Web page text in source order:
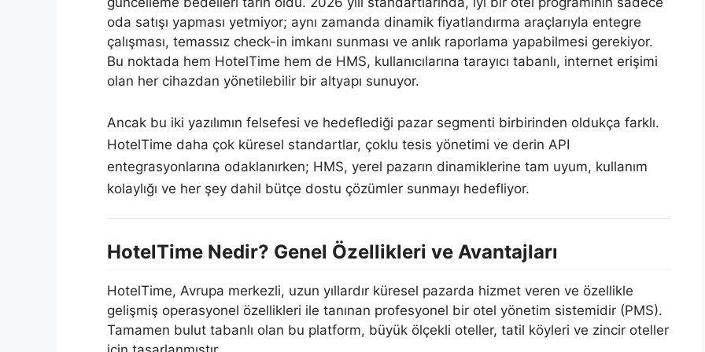
oda satışı yapması yetmiyor; aynı zamanda dinamik fiyatlandırma araçlarıyla entegre
çalışması, temassız check-in imkanı sunması ve anlık raporlama yapabilmesi gerekiyor.
Bu noktada hem HotelTime hem de HMS, kullanıcılarına tarayıcı tabanlı, internet erişimi
olan her cihazdan yönetilebilir bir altyapı sunuyor.
Ancak bu iki yazılımın felsefesi ve hedeflediği pazar segmenti birbirinden oldukça farklı.
HotelTime daha çok küresel standartlar, çoklu tesis yönetimi ve derin API
entegrasyonlarına odaklanırken; HMS, yerel pazarın dinamiklerine tam uyum, kullanım
kolaylığı ve her şey dahil bütçe dostu çözümler sunmayı hedefliyor.
HotelTime Nedir? Genel Özellikleri ve Avantajları
HotelTime, Avrupa merkezli, uzun yıllardır küresel pazarda hizmet veren ve özellikle
gelişmiş operasyonel özellikleri ile tanınan profesyonel bir otel yönetim sistemidir (PMS).
Tamamen bulut tabanlı olan bu platform, büyük ölçekli oteller, tatil köyleri ve zincir oteller